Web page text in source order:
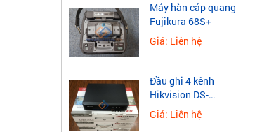
Máy hàn cáp quang
Fujikura 68S+
Giá: Liên hệ
Đầu ghi 4 kênh
Hikvision DS-
7604NXI-K1
Giá: Liên hệ